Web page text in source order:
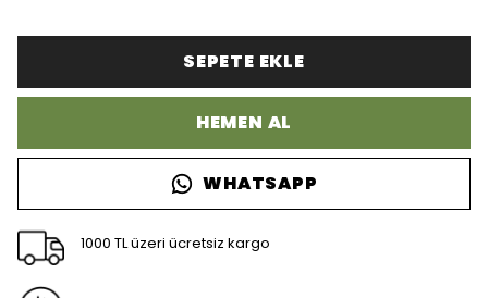
SEPETE EKLE
HEMEN AL
WHATSAPP
1000 TL üzeri ücretsiz kargo